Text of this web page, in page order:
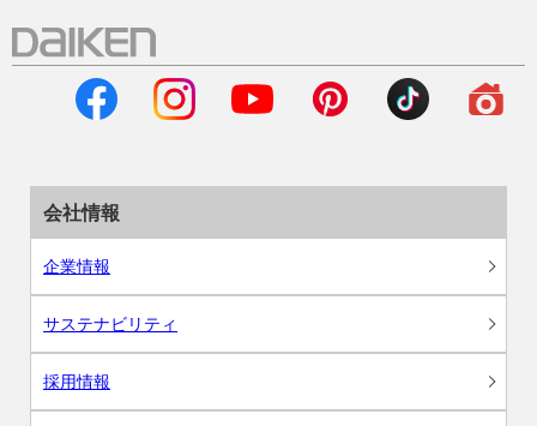
会社情報
企業情報
サステナビリティ
採用情報